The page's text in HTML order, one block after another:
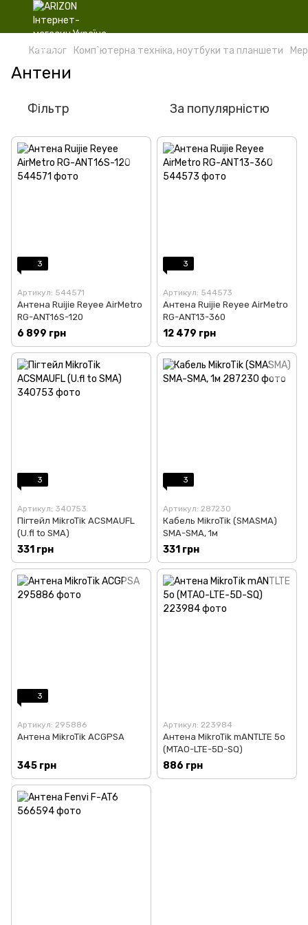
Каталог Комп`ютерна техніка, ноутбуки та планшети
Антени
Фільтр За популярністю
3
Артикул: 544571
Антена Ruijie Reyee AirMetro
RG-ANT16S-120
6 899 грн
3
Артикул: 544573
Антена Ruijie Reyee AirMetro
RG-ANT13-360
12 479 грн
3
Артикул: 340753
Пігтейл MikroTik ACSMAUFL
(U.fl to SMA)
331 грн
3
Артикул: 287230
Кабель MikroTik (SMASMA)
SMA-SMA, 1м
331 грн
3
Артикул: 295886
Антена MikroTik ACGPSA
345 грн
Артикул: 223984
Антена MikroTik mANTLTE 5o
(MTAO-LTE-5D-SQ)
886 грн